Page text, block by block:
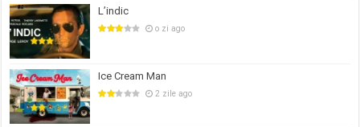
L’indic
o zi ago
Ice Cream Man
2 zile ago